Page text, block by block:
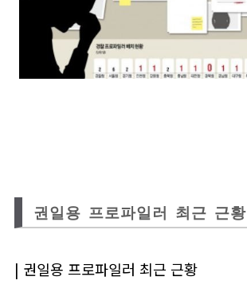
권일용 프로파일러 최근 근황
| 권일용 프로파일러 최근 근황